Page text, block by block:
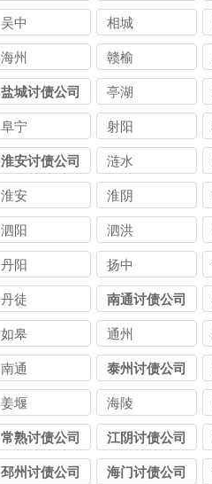
吴中 相城
海州 赣榆
盐城讨债公司 亭湖
阜宁 射阳
淮安讨债公司 涟水
淮安 淮阴
泗阳 泗洪
丹阳 扬中
丹徒 南通讨债公司
如皋 通州
南通 泰州讨债公司
姜堰 海陵
常熟讨债公司 江阴讨债公司
邳州讨债公司 海门讨债公司